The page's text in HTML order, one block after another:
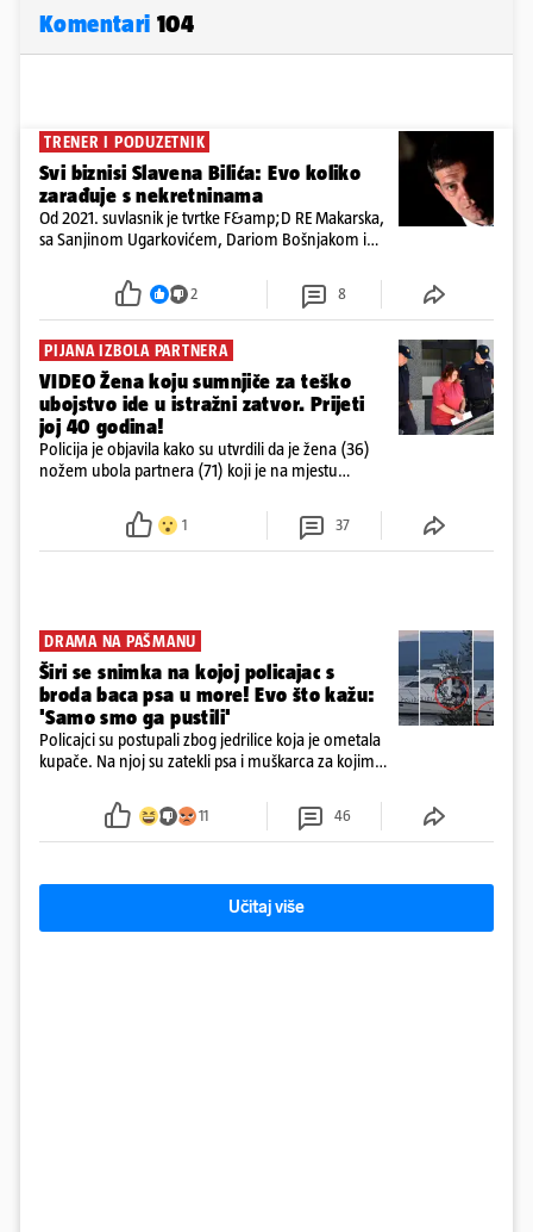
Komentari 104
TRENER I PODUZETNIK
Svi biznisi Slavena Bilića: Evo koliko
zarađuje s nekretninama
Od 2021. suvlasnik je tvrtke F&amp;D RE Makarska,
sa Sanjinom Ugarkovićem, Dariom Bošnjakom i
poslovanje nekretninama, a od osnutka nema
2 8
PIJANA IZBOLA PARTNERA
VIDEO Žena koju sumnjiče za teško
ubojstvo ide u istražni zatvor. Prijeti
joj 40 godina!
Policija je objavila kako su utvrdili da je žena (36)
nožem ubola partnera (71) koji je na mjestu
ispitali i poslali u istražni zatvor
1 37
DRAMA NA PAŠMANU
Širi se snimka na kojoj policajac s
broda baca psa u more! Evo što kažu:
'Samo smo ga pustili'
Policajci su postupali zbog jedrilice koja je ometala
kupače. Na njoj su zatekli psa i muškarca za kojim
ga uhitili, a psa je preuzeo komunalni redar
11 46
Učitaj više